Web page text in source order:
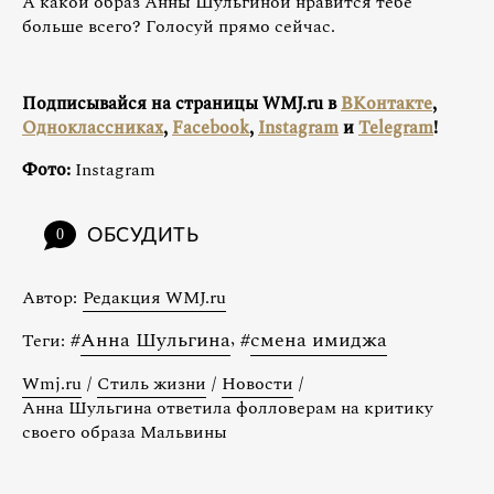
больше всего? Голосуй прямо сейчас.
Подписывайся на страницы WMJ.ru вВКонтакте,
Одноклассниках, Facebook, InstagramиTelegram!
Фото: Instagram
0 ОБСУДИТЬ
Автор: Редакция WMJ.ru
Теги: #Анна Шульгина, #смена имиджа
Wmj.ru / Стиль жизни / Новости /
Анна Шульгина ответила фолловерам на критику
своего образа Мальвины